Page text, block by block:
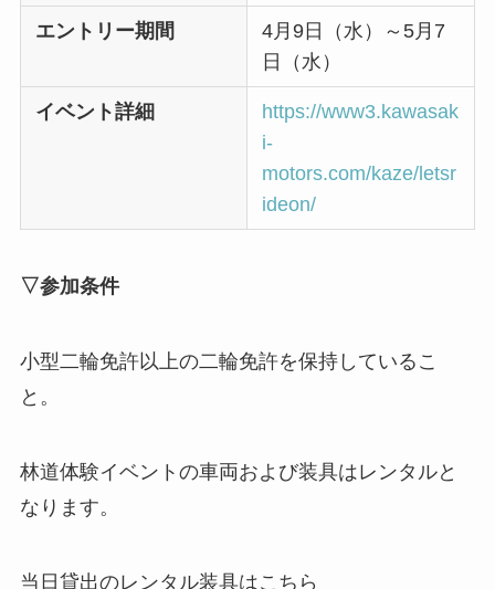
エントリー期間
4月9日（水）～5月7
日（水）
イベント詳細
https://www3.kawasak
i-
motors.com/kaze/letsr
ideon/
▽参加条件
小型二輪免許以上の二輪免許を保持しているこ
と。
林道体験イベントの車両および装具はレンタルと
なります。
当日貸出のレンタル装具はこちら